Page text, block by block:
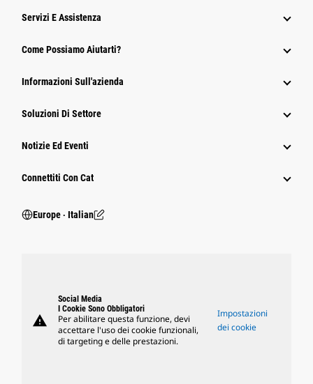
Servizi E Assistenza
Come Possiamo Aiutarti?
Informazioni Sull'azienda
Soluzioni Di Settore
Notizie Ed Eventi
Connettiti Con Cat
Europe ‧ Italian
warning
Social Media
I Cookie Sono Obbligatori
Per abilitare questa funzione, devi
accettare l'uso dei cookie funzionali,
di targeting e delle prestazioni.
Impostazioni
dei cookie